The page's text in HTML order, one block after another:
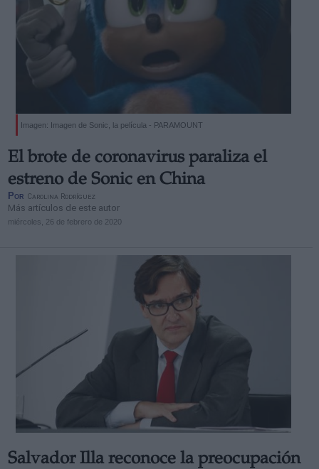
Imagen: Imagen de Sonic, la película - PARAMOUNT
El brote de coronavirus paraliza el
estreno de Sonic en China
Por Carolina Rodríguez
Más artículos de este autor
miércoles, 26 de febrero de 2020
Salvador Illa reconoce la preocupación